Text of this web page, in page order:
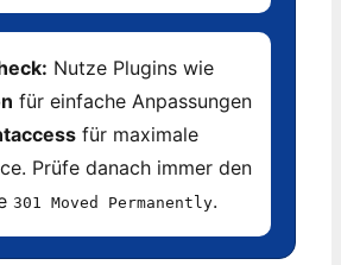
Nutze Plugins wie
für einfache Anpassungen
für maximale
Prüfe danach immer den
301 Moved Permanently.